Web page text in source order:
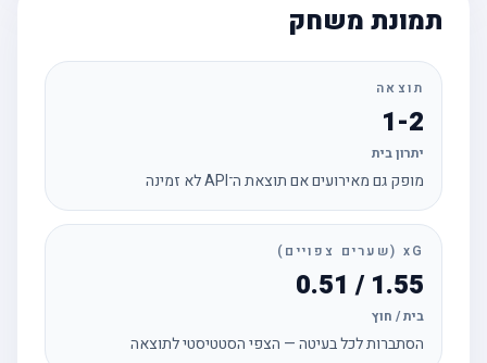
תמונת משחק
תוצאה
1-2
יתרון בית
מופק גם מאירועים אם תוצאת ה־API לא זמינה
xG (שערים צפויים)
1.55 / 0.51
בית / חוץ
הסתברות לכל בעיטה — הצפי הסטטיסטי לתוצאה